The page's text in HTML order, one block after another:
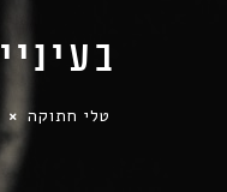
טלי חתוקה